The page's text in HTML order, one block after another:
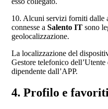
10. Alcuni servizi forniti
connesse a Salento IT sono
geolocalizzazione.
La localizzazione del
Gestore telefonico
dipendente dall’APP.
4. Profilo e favoriti